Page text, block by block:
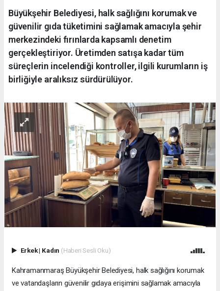
Büyükşehir Belediyesi, halk sağlığını korumak ve
güvenilir gıda tüketimini sağlamak amacıyla şehir
merkezindeki fırınlarda kapsamlı denetim
gerçekleştiriyor. Üretimden satışa kadar tüm
süreçlerin incelendiği kontroller, ilgili kurumların iş
birliğiyle aralıksız sürdürülüyor.
Erkek| Kadın (Haberi Sesli Oku)
Kahramanmaraş Büyükşehir Belediyesi, halk sağlığını korumak
ve vatandaşların güvenilir gıdaya erişimini sağlamak amacıyla